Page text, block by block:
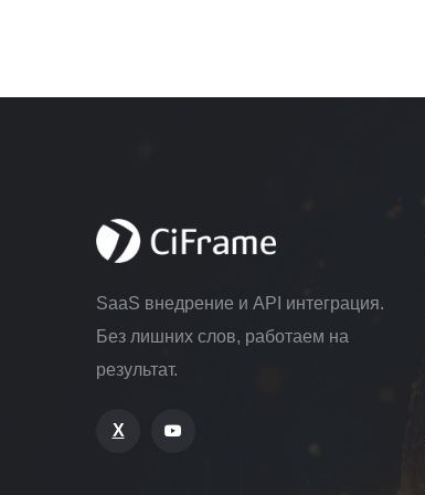
SaaS внедрение и API интеграция.
Без лишних слов, работаем на
результат.
X